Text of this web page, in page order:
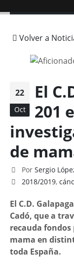
Volver a
22
Oct
El
201
de
Por Sergio
2018/2019,
El C.D.
Cadó, que a
recauda
mama en
toda España.